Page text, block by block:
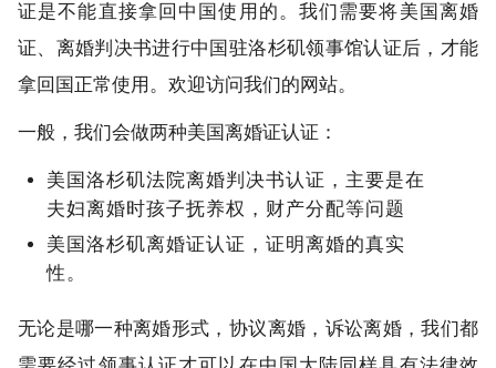
证是不能直接拿回中国使用的。我们需要将美国离婚
证、离婚判决书进行中国驻洛杉矶领事馆认证后，才能
拿回国正常使用。欢迎访问我们的网站。
一般，我们会做两种美国离婚证认证：
美国洛杉矶法院离婚判决书认证，主要是在
夫妇离婚时孩子抚养权，财产分配等问题
美国洛杉矶离婚证认证，证明离婚的真实
性。
无论是哪一种离婚形式，协议离婚，诉讼离婚，我们都